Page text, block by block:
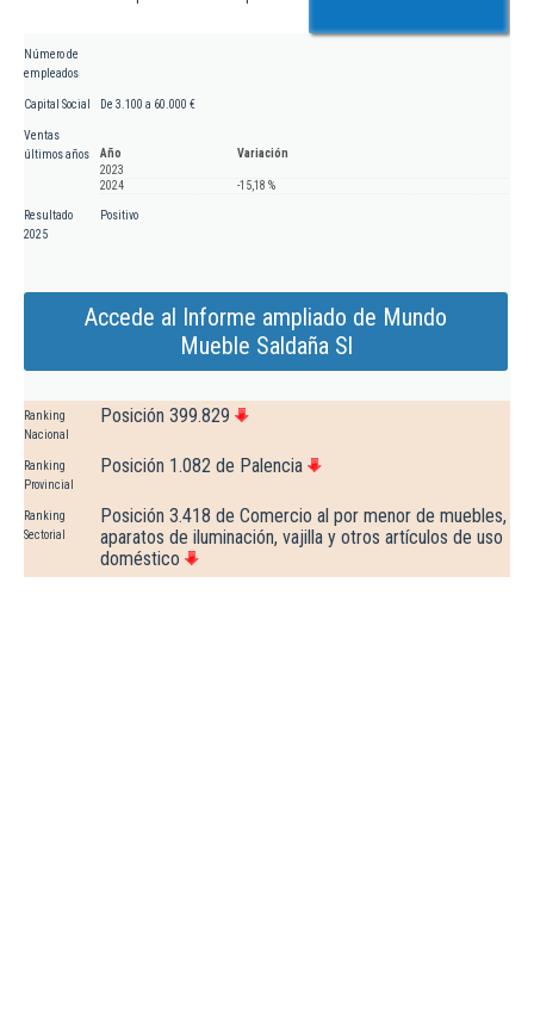
Número de
empleados
Capital Social De 3.100 a 60.000 €
Ventas
últimos años
Año
Variación
2023
2024
-15,18 %
Resultado
2025
Positivo
Accede al Informe ampliado de Mundo
Mueble Saldaña Sl
Ranking
Nacional
Posición 399.829
Ranking
Provincial
Posición 1.082 de Palencia
Ranking
Sectorial
Posición 3.418 de Comercio al por menor de muebles,
aparatos de iluminación, vajilla y otros artículos de uso
doméstico